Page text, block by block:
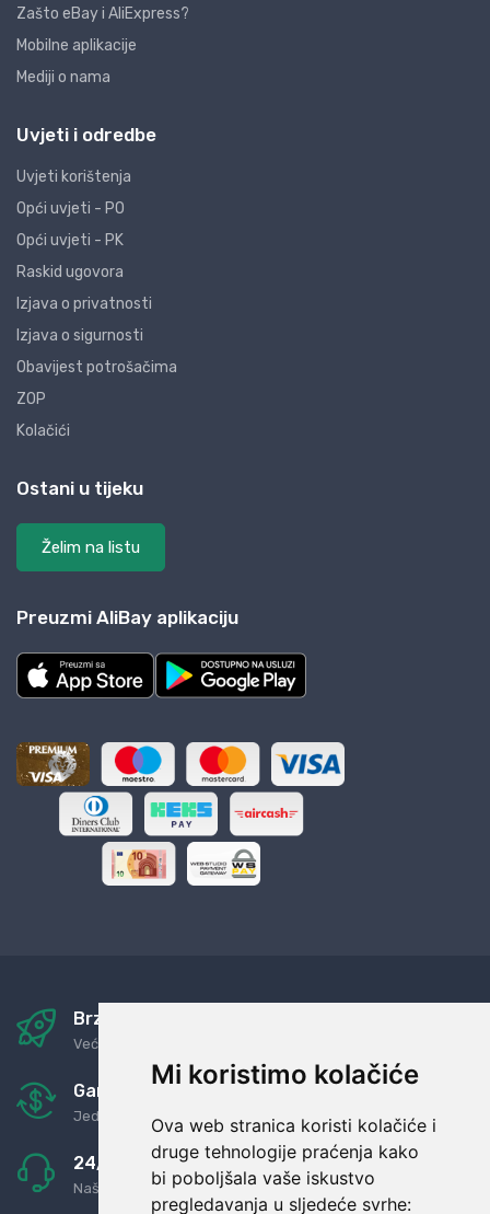
Mi koristimo kolačiće
Ova web stranica koristi kolačiće i
druge tehnologije praćenja kako
bi poboljšala vaše iskustvo
pregledavanja u sljedeće svrhe:
Zašto eBay i AliExpress?
Mobilne aplikacije
Mediji o nama
Uvjeti i odredbe
Uvjeti korištenja
Opći uvjeti - PO
Opći uvjeti - PK
Raskid ugovora
Izjava o privatnosti
Izjava o sigurnosti
Obavijest potrošačima
ZOP
Kolačići
Ostani u tijeku
Želim na listu
Preuzmi AliBay aplikaciju
Brza i sigurna dostava
Već za nekoliko dana kod vas
Garancija u povrat novaca
Jednostavno pravilo: Roba za novac
24/7 odlična podrška
Naši agenti uvijek na raspolaganju